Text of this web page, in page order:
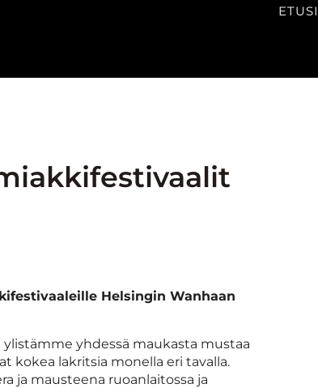
Helsingin Wanhaan
ylistämme yhdessä maukasta mustaa
kokea lakritsia monella eri tavalla.
ja mausteena ruoanlaitossa ja